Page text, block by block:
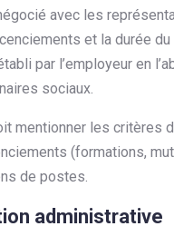
avec les
et la durée
par l’employeur en
sociaux.
mentionner les critères
(formations,
de postes.
administrative